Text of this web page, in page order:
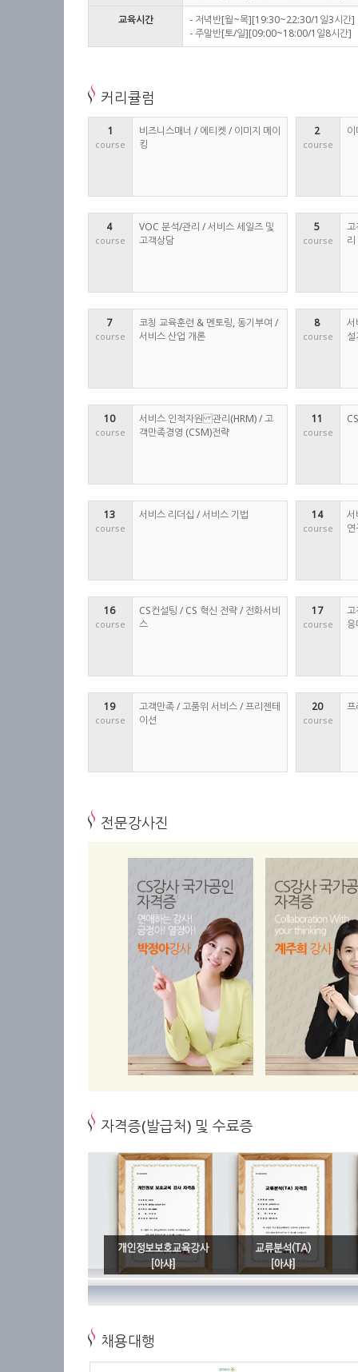
교육시간
- 저녁반[월~목][19:30~22:30/1일3시간]
- 주말반[토/일][09:00~18:00/1일8시간]
커리큘럼
1
course
비즈니스매너 / 에티켓 / 이미지 메이
킹
2
course
4
course
VOC 분석/관리 / 서비스 세일즈 및
고객상담
5
course
고
7
course
코칭 교육훈련 & 멘토링, 동기부여 /
서비스 산업 개론
8
course
서
10
course
서비스 인적자원 관리(HRM) / 고
객만족경영 (CSM)전략
11
course
13
course
서비스 리더십 / 서비스 기법 14
course
서
16
course
CS컨설팅 / CS 혁신 전략 / 전화서비
스
17
course
고
응
19
course
고객만족 / 고품위 서비스 / 프리젠테
이션
20
course
프
전문강사진
자격증(발급처) 및 수료증
채용대행